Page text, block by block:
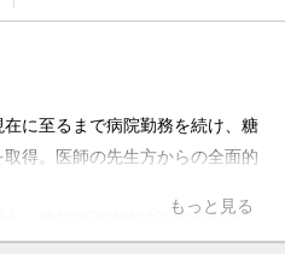
に至るまで病院勤務を続け、糖
得。医師の先生方からの全面的
、糖尿病薬物療法認定薬剤師、
もっと見る